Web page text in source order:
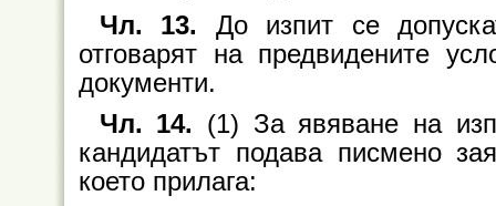
Чл. 13. До изпит се
отговарят на предвидените
документи.
Чл. 14. (1) За явяване на
кандидатът подава писмено
което прилага: